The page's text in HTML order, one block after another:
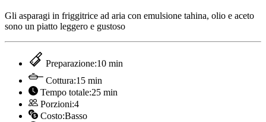
Gli asparagi in friggitrice ad aria con emulsione tahina, olio e aceto
sono un piatto leggero e gustoso
Preparazione:10 min
Cottura:15 min
Tempo totale:25 min
Porzioni:4
Costo:Basso